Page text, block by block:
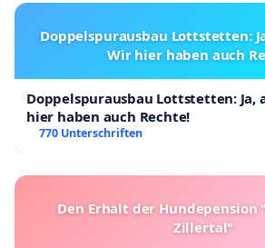
Doppelspurausbau Lottstetten:
Wir hier haben auch
Doppelspurausbau Lottstetten: Ja,
hier haben auch Rechte!
770 Unterschriften
Den Erhalt der Hundepension
Zillertal"